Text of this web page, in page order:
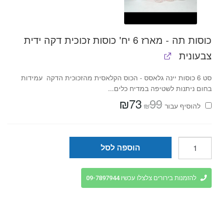
כוסות תה - מארז 6 יח' כוסות זכוכית דקה ידית
צבעונית
סט 6 כוסות יינה גלאסס - הכוס הקלאסית מהזכוכית הדקה עמידות
בחום ניתנות לשטיפה במדיח כלים...
להוסיף⁦⁩ עבור
₪99 המחיר
המקורי
₪73
קומקום
טורקי
כפול
הוספה לסל
להזמנות בירורים צלצלו עכשיו 09-7897944